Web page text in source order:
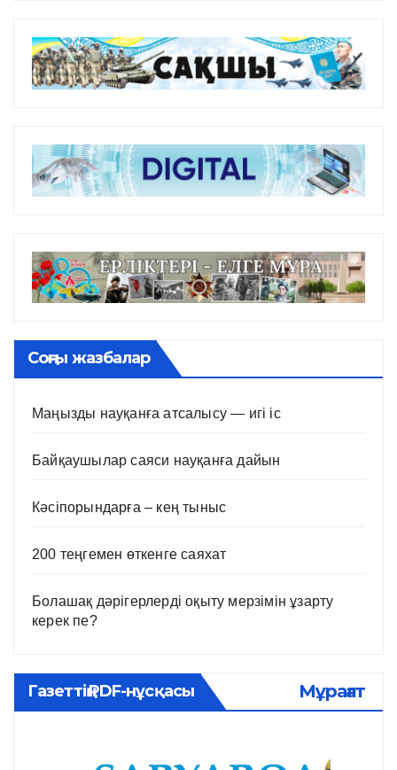
Соңғы жазбалар
Маңызды науқанға атсалысу — игі іс
Байқаушылар саяси науқанға дайын
Кәсіпорындарға – кең тыныс
200 теңгемен өткенге саяхат
Болашақ дәрігерлерді оқыту мерзімін ұзарту
керек пе?
Газеттің PDF-нұсқасы Мұрағат